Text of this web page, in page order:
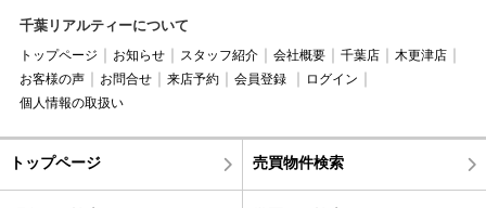
千葉リアルティーについて
トップページ お知らせ スタッフ紹介 会社概要 千葉店
木更津店
お客様の声
お問合せ 来店予約 会員登録
ログイン
個人情報の取扱い
トップページ 売買物件検索